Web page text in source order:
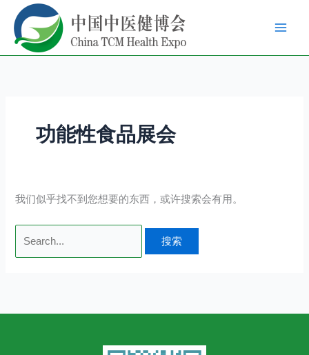
容
功能性食品展会
我们似乎找不到您想要的东西，或许搜索会有用。
搜
索：